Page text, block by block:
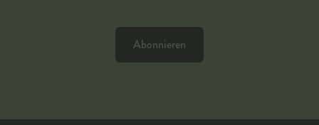
Abonnieren